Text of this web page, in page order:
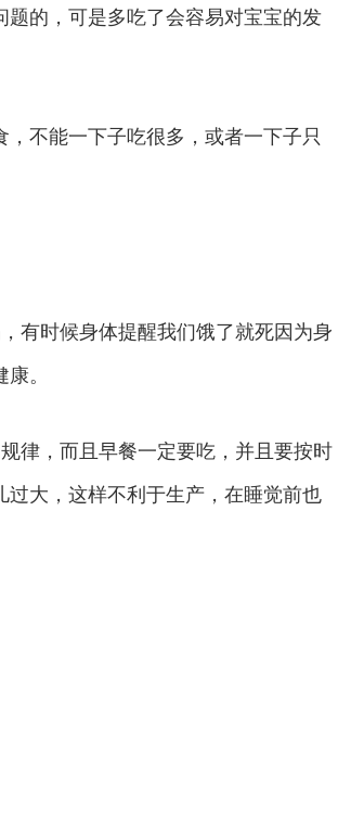
的，可是多吃了会容易对宝宝的发
不能一下子吃很多，或者一下子只
时候身体提醒我们饿了就死因为身
。
，而且早餐一定要吃，并且要按时
大，这样不利于生产，在睡觉前也